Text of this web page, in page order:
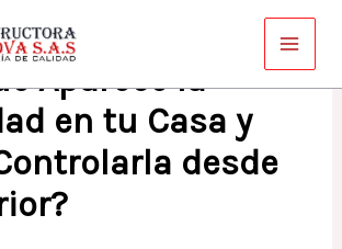
Aparece la
en tu Casa y
desde